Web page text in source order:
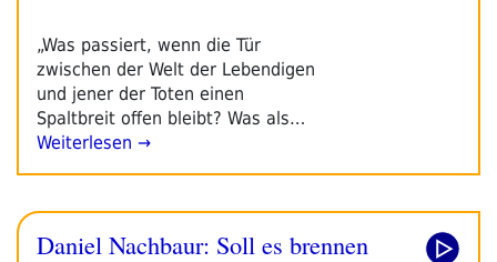
„Was passiert, wenn die Tür
zwischen der Welt der Lebendigen
und jener der Toten einen
Spaltbreit offen bleibt? Was als…
Weiterlesen →
Daniel Nachbaur: Soll es brennen